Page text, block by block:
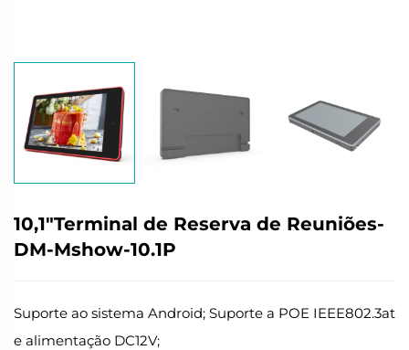
10,1"Terminal de Reserva de Reuniões-
DM-Mshow-10.1P
Suporte ao sistema Android; Suporte a POE IEEE802.3at
e alimentação DC12V;